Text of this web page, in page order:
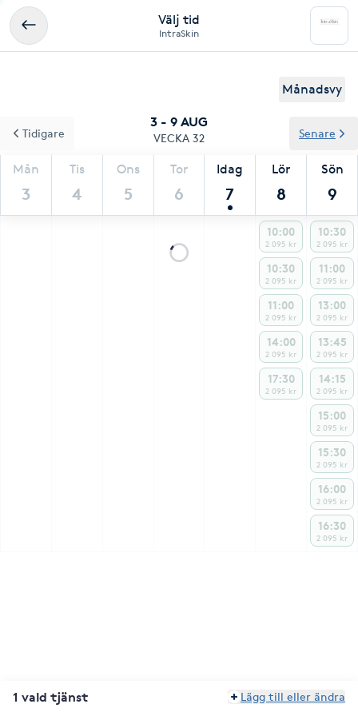
Välj tid
IntraSkin
Månadsvy
3 - 9 AUG
VECKA 32
Mån
3
Tis
4
Ons
5
Tor
6
Idag
7
Lör
8
Sön
9
Tidigare Senare
10:00
2 095 kr
10:30
2 095 kr
11:00
2 095 kr
14:00
2 095 kr
17:30
2 095 kr
10:30
2 095 kr
11:00
2 095 kr
13:00
2 095 kr
13:45
2 095 kr
14:15
2 095 kr
15:00
2 095 kr
15:30
2 095 kr
16:00
2 095 kr
16:30
2 095 kr
1 vald tjänst Lägg till eller ändra